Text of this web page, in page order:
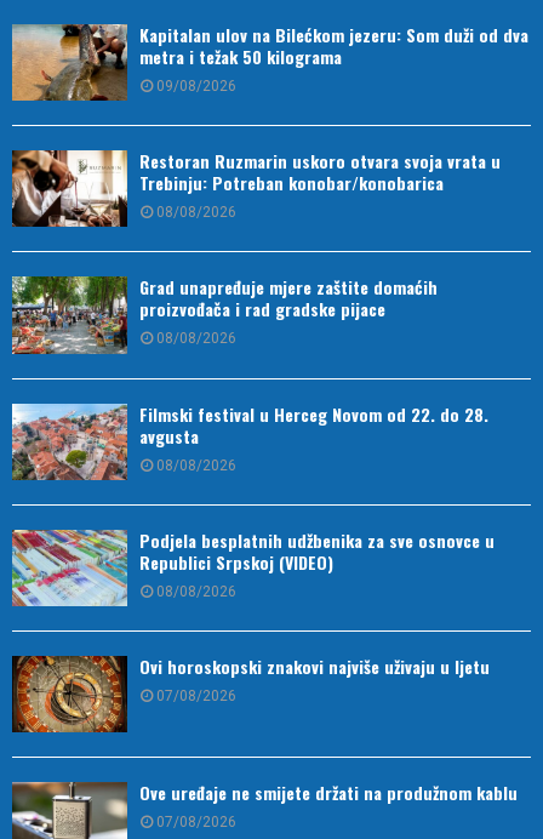
Kapitalan ulov na Bilećkom jezeru: Som duži od dva
metra i težak 50 kilograma
09/08/2026
Restoran Ruzmarin uskoro otvara svoja vrata u
Trebinju: Potreban konobar/konobarica
08/08/2026
Grad unapređuje mjere zaštite domaćih
proizvođača i rad gradske pijace
08/08/2026
Filmski festival u Herceg Novom od 22. do 28.
avgusta
08/08/2026
Podjela besplatnih udžbenika za sve osnovce u
Republici Srpskoj (VIDEO)
08/08/2026
Ovi horoskopski znakovi najviše uživaju u ljetu
07/08/2026
Ove uređaje ne smijete držati na produžnom kablu
07/08/2026